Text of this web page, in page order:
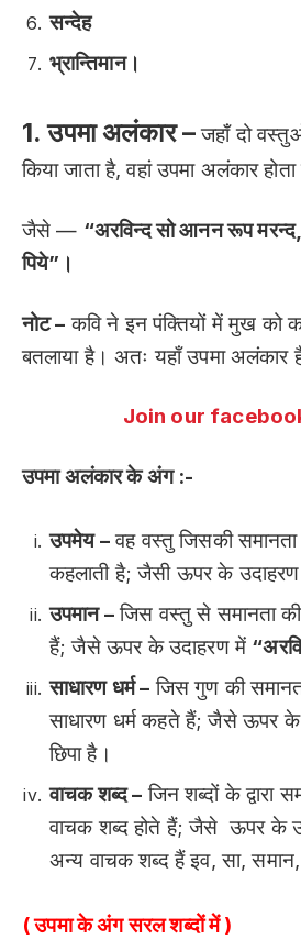
सन्देह
भ्रान्तिमान।
1. उपमा अलंकार –जहाँ दो
किया जाता है, वहां उपमा अलंकार
जैसे — “अरविन्द सो आनन रूप
पिये”।
नोट – कवि ने इन पंक्तियों में मुख को
बतलाया है। अतः यहाँ उपमा अलंकार
Join our
उपमा अलंकार के अंग :-
उपमेय –वह वस्तु जिसकी
कहलाती है; जैसी ऊपर के
उपमान –जिस वस्तु से समानता
हैं; जैसे ऊपर के उदाहरण में
साधारण धर्म – जिस गुण की
साधारण धर्म कहते हैं; जैसे ऊपर
छिपा है।
वाचक शब्द – जिन शब्दों के द्वारा
वाचक शब्द होते हैं; जैसे ऊपर के
अन्य वाचक शब्द हैं इव, सा,
( उपमा के अंग सरल शब्दों में )